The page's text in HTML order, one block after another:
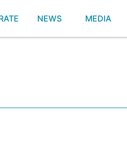
NEWS MEDIA